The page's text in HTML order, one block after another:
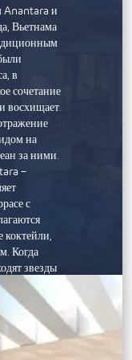
Anantara и
Вьетнама
в
сочетание
восхищает.
на
за ними.
–
с
коктейли,
Когда
звезды
ритмами
бассейн,